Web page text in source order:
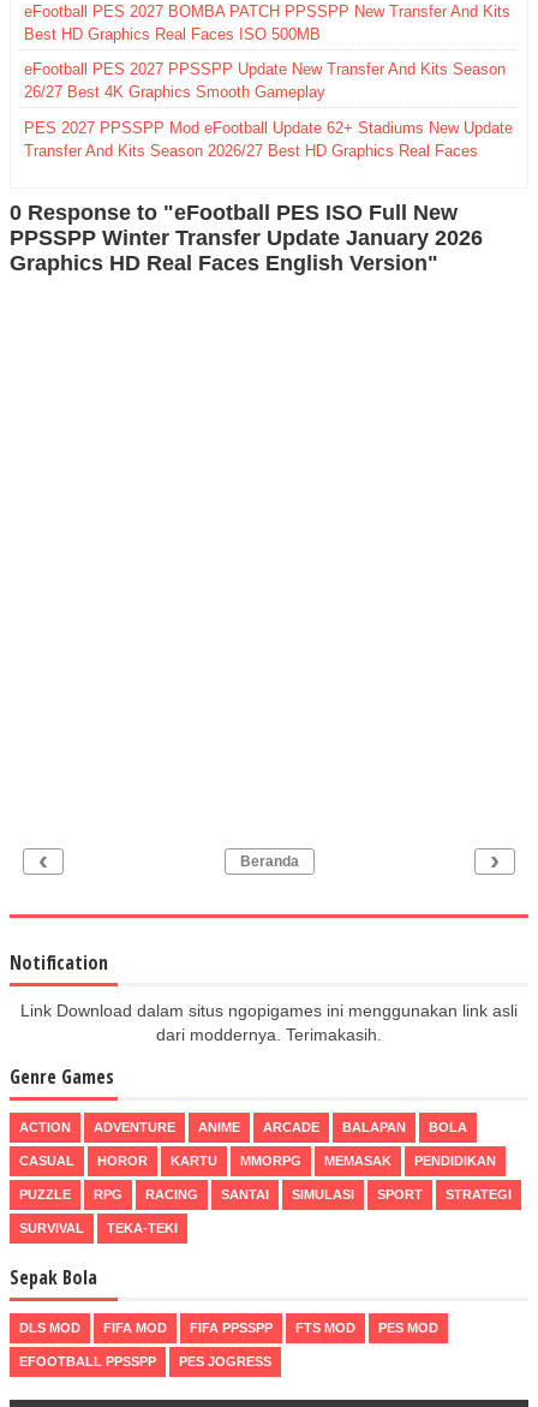
eFootball PES 2027 BOMBA PATCH PPSSPP New Transfer And Kits
Best HD Graphics Real Faces ISO 500MB
eFootball PES 2027 PPSSPP Update New Transfer And Kits Season
26/27 Best 4K Graphics Smooth Gameplay
PES 2027 PPSSPP Mod eFootball Update 62+ Stadiums New Update
Transfer And Kits Season 2026/27 Best HD Graphics Real Faces
0 Response to "eFootball PES ISO Full New
PPSSPP Winter Transfer Update January 2026
Graphics HD Real Faces English Version"
‹ ›
Beranda
Notification
Link Download dalam situs ngopigames ini menggunakan link asli
dari moddernya. Terimakasih.
Genre Games
ACTION ADVENTURE ANIME ARCADE BALAPAN BOLA
CASUAL HOROR KARTU MMORPG MEMASAK PENDIDIKAN
PUZZLE RPG RACING SANTAI SIMULASI SPORT STRATEGI
SURVIVAL TEKA-TEKI
Sepak Bola
DLS MOD FIFA MOD FIFA PPSSPP FTS MOD PES MOD
EFOOTBALL PPSSPP PES JOGRESS